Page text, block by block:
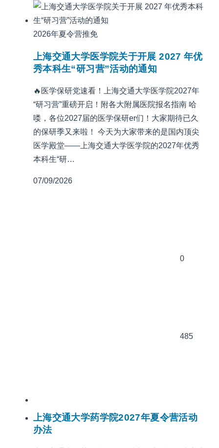
2026年夏令营推免
上海交通大学医学院关于开展 2027 年优
秀本科生“研习营”活动的通知
🔥医学保研党速看！上海交通大学医学院2027年
“研习营”重磅开启！附各大附属医院报名指南 哈
喽，各位2027届的医学保研er们！大家期待已久
的保研季又来啦！ 今天为大家带来的是国内顶尖
医学殿堂——上海交通大学医学院的2027年优秀
本科生“研…
07/09/2026
0
485
上海交通大学药学院2027年夏令营活动
办法